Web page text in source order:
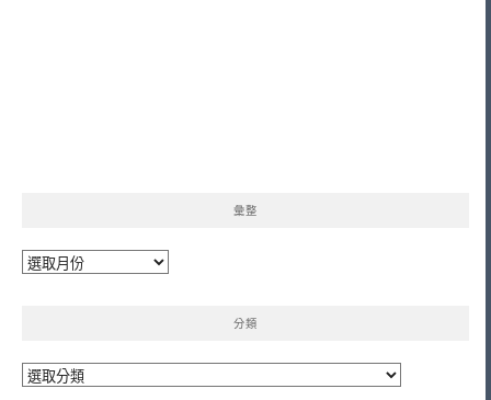
彙整
彙
分類
分